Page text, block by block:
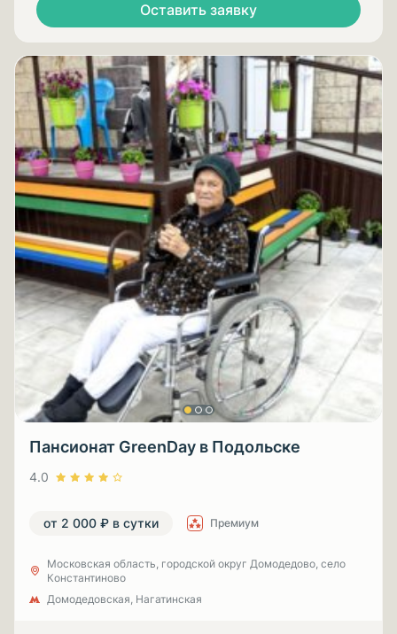
Оставить заявку
Пансионат GreenDay в Подольске
4.0
от 2 000 ₽ в сутки Премиум
Московская область, городской округ Домодедово, село
Константиново
Домодедовская, Нагатинская